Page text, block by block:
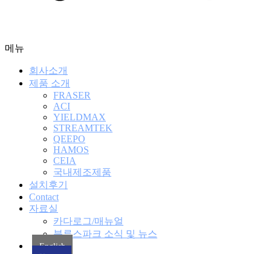
메뉴
회사소개
제품 소개
FRASER
ACI
YIELDMAX
STREAMTEK
QEEPO
HAMOS
CEIA
국내제조제품
설치후기
Contact
자료실
카다로그/매뉴얼
블루스파크 소식 및 뉴스
English